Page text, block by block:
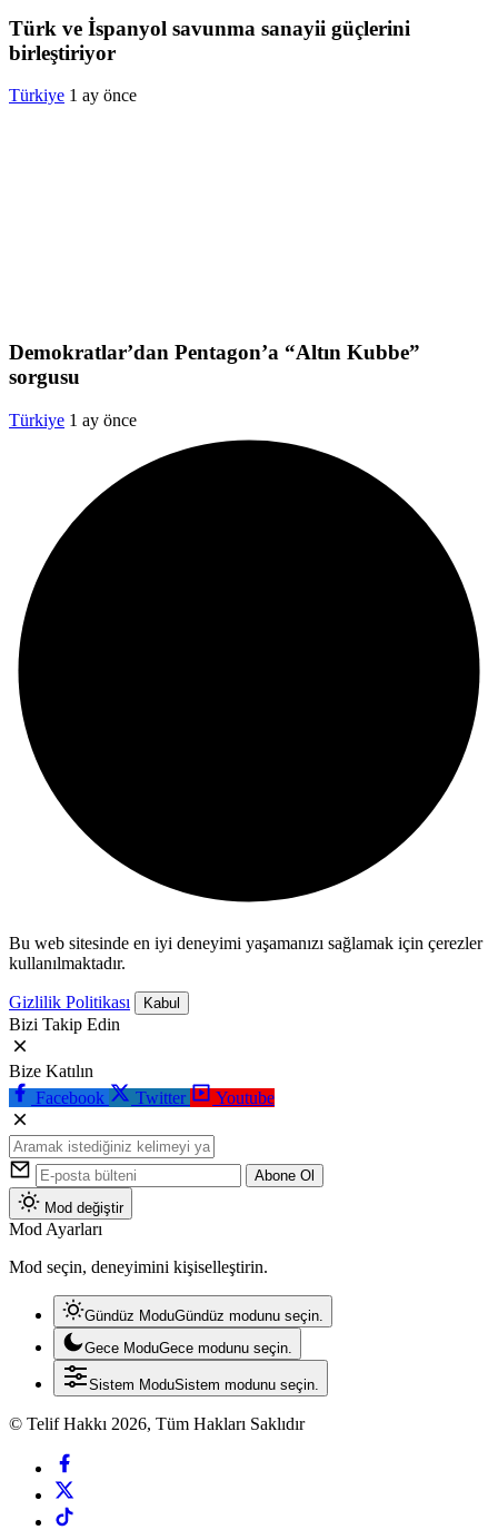
Türk ve İspanyol savunma sanayii güçlerini
birleştiriyor
Türkiye 1 ay önce
Demokratlar’dan Pentagon’a “Altın Kubbe”
sorgusu
Türkiye 1 ay önce
Bu web sitesinde en iyi deneyimi yaşamanızı sağlamak için çerezler
kullanılmaktadır.
Gizlilik Politikası Kabul
Bizi Takip Edin
Bize Katılın
Facebook
Twitter Youtube
Abone Ol
Mod değiştir
Mod Ayarları
Mod seçin, deneyimini kişiselleştirin.
Gündüz ModuGündüz modunu seçin.
Gece ModuGece modunu seçin.
Sistem ModuSistem modunu seçin.
© Telif Hakkı 2026, Tüm Hakları Saklıdır